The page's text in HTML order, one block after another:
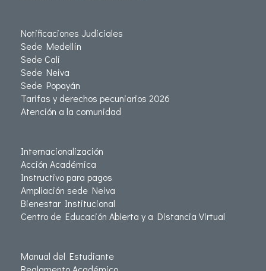
Notificaciones Judiciales
Sede Medellín
Sede Cali
Sede Neiva
Sede Popayán
Tarifas y derechos pecuniarios 2026
Atención a la comunidad
Internacionalización
Acción Académica
Instructivo para pagos
Ampliación sede Neiva
Bienestar Institucional
Centro de Educación Abierta y a Distancia Virtual
Manual del Estudiante